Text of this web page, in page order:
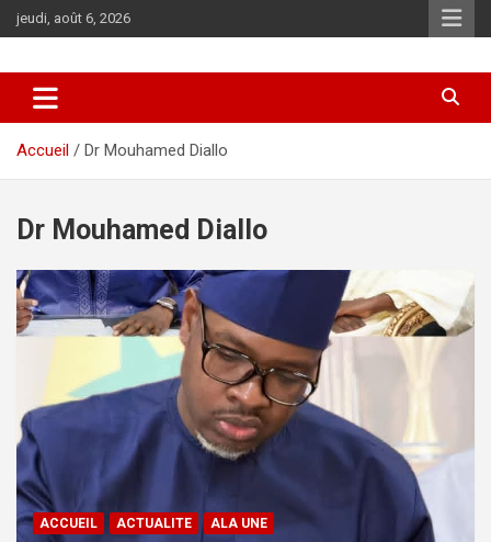
Aller
au
jeudi, août 6, 2026
Accueil Dr Mouhamed Diallo
Dr Mouhamed Diallo
ACCUEIL ACTUALITE ALA UNE